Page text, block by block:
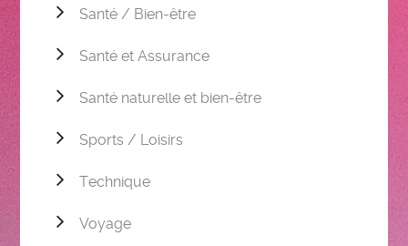
Santé / Bien-être
Santé et Assurance
Santé naturelle et bien-être
Sports / Loisirs
Technique
Voyage